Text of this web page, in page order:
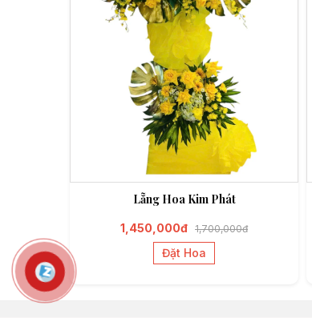
Lẵng Hoa Kim Phát
1,450,000đ 1,700,000đ
Đặt Hoa